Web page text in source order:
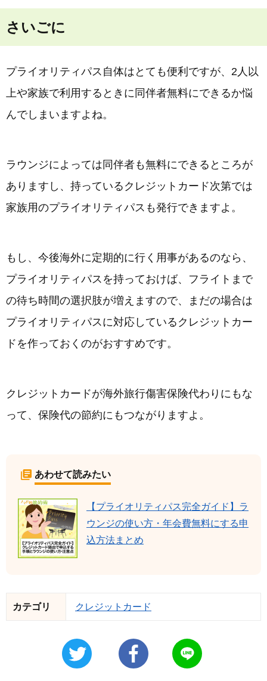
さいごに
プライオリティパス自体はとても便利ですが、2人以
上や家族で利用するときに同伴者無料にできるか悩
んでしまいますよね。
ラウンジによっては同伴者も無料にできるところが
ありますし、持っているクレジットカード次第では
家族用のプライオリティパスも発行できますよ。
もし、今後海外に定期的に行く用事があるのなら、
プライオリティパスを持っておけば、フライトまで
の待ち時間の選択肢が増えますので、まだの場合は
プライオリティパスに対応しているクレジットカー
ドを作っておくのがおすすめです。
クレジットカードが海外旅行傷害保険代わりにもな
って、保険代の節約にもつながりますよ。
あわせて読みたい
【プライオリティパス完全ガイド】ラ
ウンジの使い方・年会費無料にする申
込方法まとめ
カテゴリ クレジットカード